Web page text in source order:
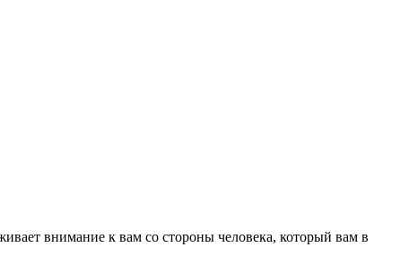
внимание к вам со стороны человека, который вам в